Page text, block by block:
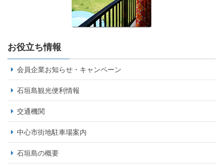
お役立ち情報
会員企業お知らせ・キャンペーン
石垣島観光便利情報
交通機関
中心市街地駐車場案内
石垣島の概要